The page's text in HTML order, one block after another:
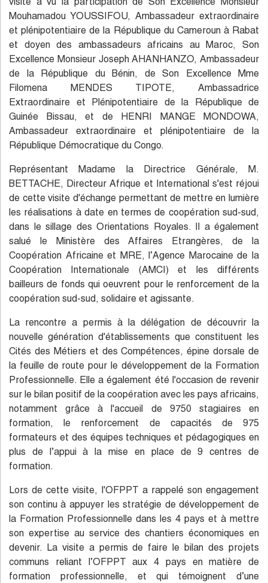
Mouhamadou YOUSSIFOU, Ambassadeur extraordinaire
et plénipotentiaire de la République du Cameroun à Rabat
et doyen des ambassadeurs africains au Maroc, Son
Excellence Monsieur Joseph AHANHANZO, Ambassadeur
de la République du Bénin, de Son Excellence Mme
Filomena MENDES TIPOTE, Ambassadrice
Extraordinaire et Plénipotentiaire de la République de
Guinée Bissau, et de HENRI MANGE MONDOWA,
Ambassadeur extraordinaire et plénipotentiaire de la
République Démocratique du Congo.
Représentant Madame la Directrice Générale, M.
BETTACHE, Directeur Afrique et International s'est réjoui
de cette visite d'échange permettant de mettre en lumière
les réalisations à date en termes de coopération sud-sud,
dans le sillage des Orientations Royales. Il a également
salué le Ministère des Affaires Etrangères, de la
Coopération Africaine et MRE, l’Agence Marocaine de la
Coopération Internationale (AMCI) et les différents
bailleurs de fonds qui oeuvrent pour le renforcement de la
coopération sud-sud, solidaire et agissante.
La rencontre a permis à la délégation de découvrir la
nouvelle génération d'établissements que constituent les
Cités des Métiers et des Compétences, épine dorsale de
la feuille de route pour le développement de la Formation
Professionnelle. Elle a également été l'occasion de revenir
sur le bilan positif de la coopération avec les pays africains,
notamment grâce à l'accueil de 9750 stagiaires en
formation, le renforcement de capacités de 975
formateurs et des équipes techniques et pédagogiques en
plus de l’appui à la mise en place de 9 centres de
formation.
Lors de cette visite, l'OFPPT a rappelé son engagement
son continu à appuyer les stratégie de développement de
la Formation Professionnelle dans les 4 pays et à mettre
son expertise au service des chantiers économiques en
devenir. La visite a permis de faire le bilan des projets
communs reliant l’OFPPT aux 4 pays en matière de
formation professionnelle, et qui témoignent d’une